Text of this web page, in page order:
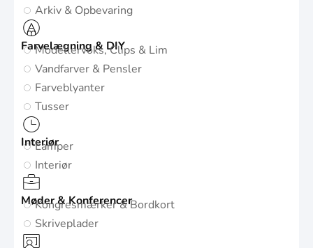
Arkiv & Opbevaring
Farvelægning & DIY
Modellervoks, Clips & Lim
Vandfarver & Pensler
Farveblyanter
Tusser
Interiør
Lamper
Interiør
Møder & Konferencer
Kongresmærker & Bordkort
Skriveplader